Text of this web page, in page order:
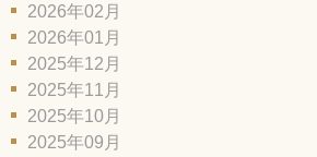
2026年02月
2026年01月
2025年12月
2025年11月
2025年10月
2025年09月